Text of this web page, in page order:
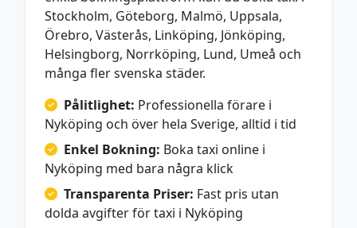
Stockholm, Göteborg, Malmö, Uppsala,
Örebro, Västerås, Linköping, Jönköping,
Helsingborg, Norrköping, Lund, Umeå och
många fler svenska städer.
Pålitlighet: Professionella förare i
Nyköping och över hela Sverige, alltid i tid
Enkel Bokning: Boka taxi online i
Nyköping med bara några klick
Transparenta Priser: Fast pris utan
dolda avgifter för taxi i Nyköping